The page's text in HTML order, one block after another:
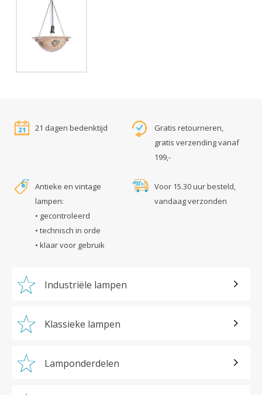
21 dagen bedenktijd
Gratis retourneren,
gratis verzending vanaf
199,-
Antieke en vintage
lampen:
• gecontroleerd
• technisch in orde
• klaar voor gebruik
Voor 15.30 uur besteld,
vandaag verzonden
Industriële lampen
Klassieke lampen
Lamponderdelen